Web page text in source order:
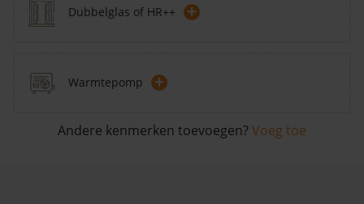
Dubbelglas of HR++ +
Warmtepomp +
Andere kenmerken toevoegen? Voeg toe